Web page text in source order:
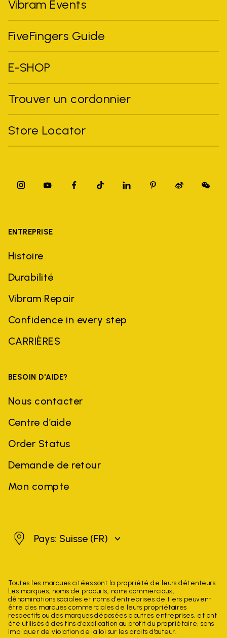
Vibram Events
FiveFingers Guide
E-SHOP
Trouver un cordonnier
Store Locator
ENTREPRISE
Histoire
Durabilité
Vibram Repair
Confidence in every step
CARRIÈRES
BESOIN D'AIDE?
Nous contacter
Centre d’aide
Order Status
Demande de retour
Mon compte
SuissePays: Suisse (FR)
Toutes les marques citées sont la propriété de leurs détenteurs.
Les marques, noms de produits, noms commerciaux,
dénominations sociales et noms d'entreprises de tiers peuvent
être des marques commerciales de leurs propriétaires
respectifs ou des marques déposées d'autres entreprises, et ont
été utilisés à des fins d'explication au profit du propriétaire, sans
impliquer de violation de la loi sur les droits d'auteur.